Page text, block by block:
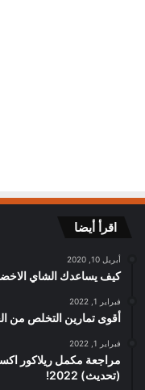
اقرأ أيضا
أبريل 10, 2020
كيف يساعدك الشاي
فبراير 1, 2022
أقوى تمارين التخلص من
فبراير 1, 2022
(تحديث) 2022!